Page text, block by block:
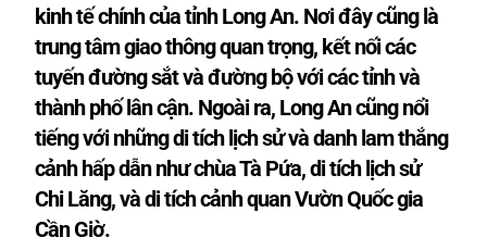
kinh tế chính của tỉnh Long An. Nơi đây cũng là
trung tâm giao thông quan trọng, kết nối các
tuyến đường sắt và đường bộ với các tỉnh và
thành phố lân cận. Ngoài ra, Long An cũng nổi
tiếng với những di tích lịch sử và danh lam thắng
cảnh hấp dẫn như chùa Tà Pứa, di tích lịch sử
Chi Lăng, và di tích cảnh quan Vườn Quốc gia
Cần Giờ.